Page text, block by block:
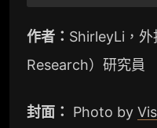
m
b
o
作者： ShirleyLi，
Research）研究員
封面： Photo by